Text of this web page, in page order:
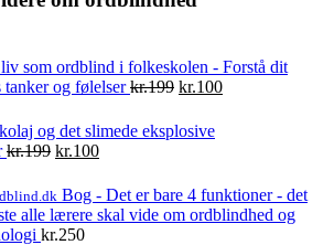
som ordblind i folkeskolen - Forstå dit
og følelser kr.199 Den
pris
var:
kr.100Den
og det slimede eksplosive
kr.199 Den
pris
var:
kr.199.
kr.100Den
pris
er:
kr.100.
Bog - Det er bare 4 funktioner - det
alle lærere skal vide om ordblindhed og
kr.250